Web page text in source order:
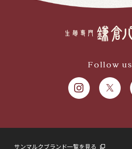
Follow us
サンマルクブランド一覧を見る